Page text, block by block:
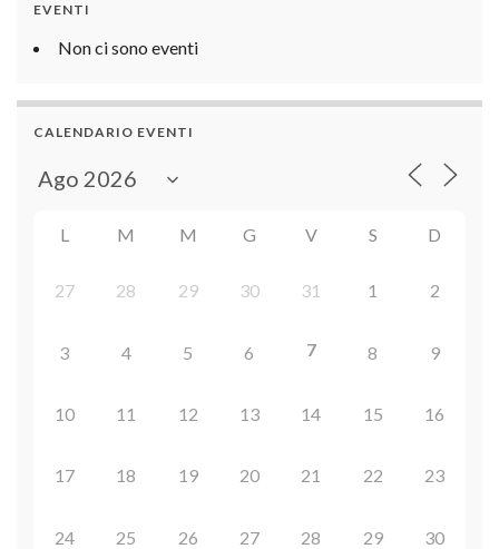
EVENTI
Non ci sono eventi
CALENDARIO EVENTI
L M M G V S D
27 28 29 30 31 1 2
3 4 5 6 7 8 9
10 11 12 13 14 15 16
17 18 19 20 21 22 23
24 25 26 27 28 29 30